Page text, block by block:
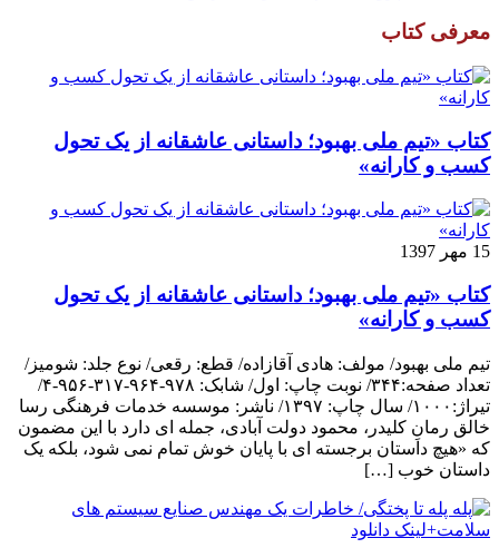
معرفی کتاب
کتاب «تیم ملی بهبود؛ داستانی عاشقانه از یک تحول
کسب و کارانه»
15 مهر 1397
کتاب «تیم ملی بهبود؛ داستانی عاشقانه از یک تحول
کسب و کارانه»
تیم ملی بهبود/ مولف: هادی آقازاده/ قطع: رقعی/ نوع جلد: شومیز/
تعداد صفحه:۳۴۴/ نوبت چاپ: اول/ شابک: ۹۷۸-۹۶۴-۳۱۷-۹۵۶-۴/
تیراژ:۱۰۰۰/ سال چاپ: ۱۳۹۷/ ناشر: موسسه خدمات فرهنگی رسا
خالق رمانِ کلیدر، محمود دولت آبادی، جمله ای دارد با این مضمون
که «هیچ داستان برجسته ای با پایان خوش تمام نمی شود، بلکه یک
داستان خوب […]